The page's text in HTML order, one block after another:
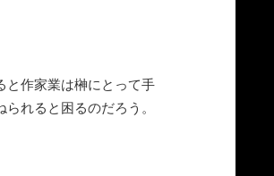
作家業は榊にとって手
れると困るのだろう。